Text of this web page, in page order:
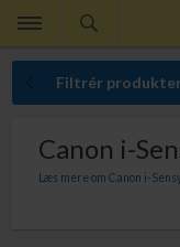
Filtrér
Canon i-
Læs mere om Canon i-